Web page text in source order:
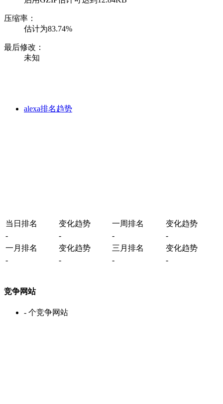
压缩率：
估计为83.74%
最后修改：
未知
alexa排名趋势
当日排名 变化趋势 一周排名
变化趋势
-
- -
-
一月排名
变化趋势 三月排名
变化趋势
-
- - -
竞争网站
- 个竞争网站